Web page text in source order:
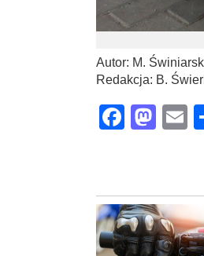
Autor: M.
Redakcja: B.